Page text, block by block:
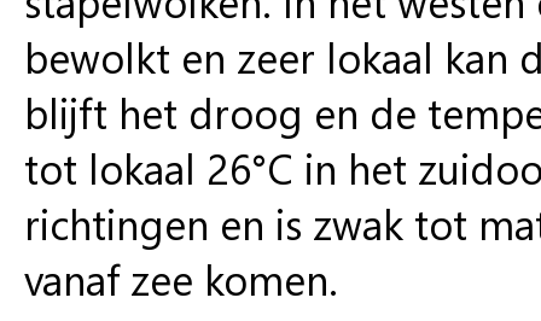
bewolkt en zeer lokaal kan
blijft het droog en de
tot lokaal 26°C in het
richtingen en is zwak tot
vanaf zee komen.